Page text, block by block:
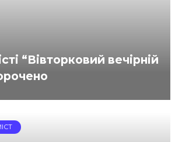
“Вівторковий вечірній